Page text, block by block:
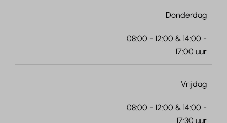
Donderdag
08:00 - 12:00 & 14:00 -
17:00 uur
Vrijdag
08:00 - 12:00 & 14:00 -
17:30 uur